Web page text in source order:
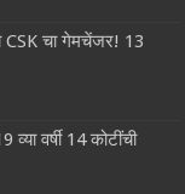
CSK चा गेमचेंजर! 13
वर्षी 14 कोटींची